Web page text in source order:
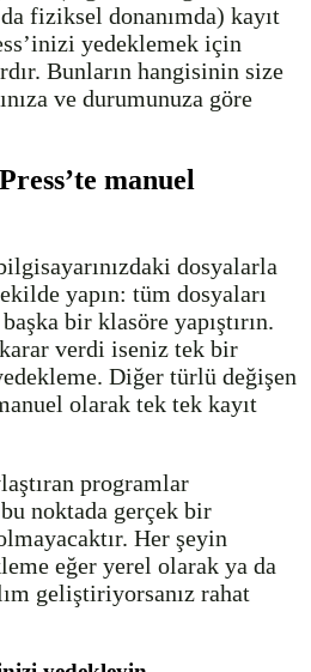
fiziksel donanımda) kayıt
yedeklemek için
Bunların hangisinin size
ve durumunuza göre
manuel
dosyalarla
yapın: tüm dosyaları
bir klasöre yapıştırın.
verdi iseniz tek bir
Diğer türlü değişen
olarak tek tek kayıt
programlar
noktada gerçek bir
Her şeyin
eğer yerel olarak ya da
geliştiriyorsanız rahat